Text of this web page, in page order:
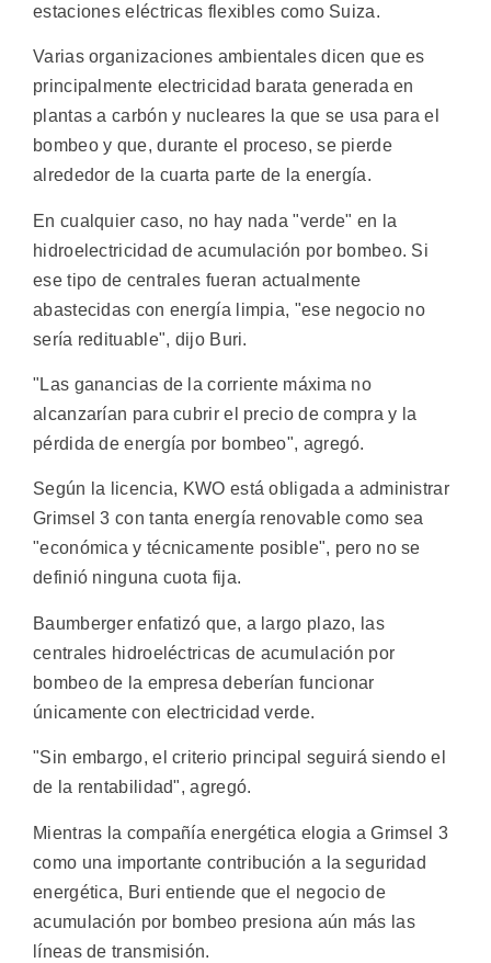
estaciones eléctricas flexibles como Suiza.
Varias organizaciones ambientales dicen que es
principalmente electricidad barata generada en
plantas a carbón y nucleares la que se usa para el
bombeo y que, durante el proceso, se pierde
alrededor de la cuarta parte de la energía.
En cualquier caso, no hay nada "verde" en la
hidroelectricidad de acumulación por bombeo. Si
ese tipo de centrales fueran actualmente
abastecidas con energía limpia, "ese negocio no
sería redituable", dijo Buri.
"Las ganancias de la corriente máxima no
alcanzarían para cubrir el precio de compra y la
pérdida de energía por bombeo", agregó.
Según la licencia, KWO está obligada a administrar
Grimsel 3 con tanta energía renovable como sea
"económica y técnicamente posible", pero no se
definió ninguna cuota fija.
Baumberger enfatizó que, a largo plazo, las
centrales hidroeléctricas de acumulación por
bombeo de la empresa deberían funcionar
únicamente con electricidad verde.
"Sin embargo, el criterio principal seguirá siendo el
de la rentabilidad", agregó.
Mientras la compañía energética elogia a Grimsel 3
como una importante contribución a la seguridad
energética, Buri entiende que el negocio de
acumulación por bombeo presiona aún más las
líneas de transmisión.